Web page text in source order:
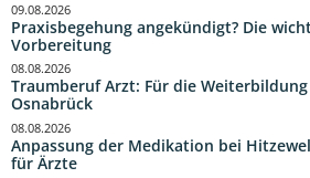
Praxisbegehung angekündigt? Die
Vorbereitung
09.08.2026
Traumberuf Arzt: Für die
Osnabrück
08.08.2026
Anpassung der Medikation bei
für Ärzte
08.08.2026